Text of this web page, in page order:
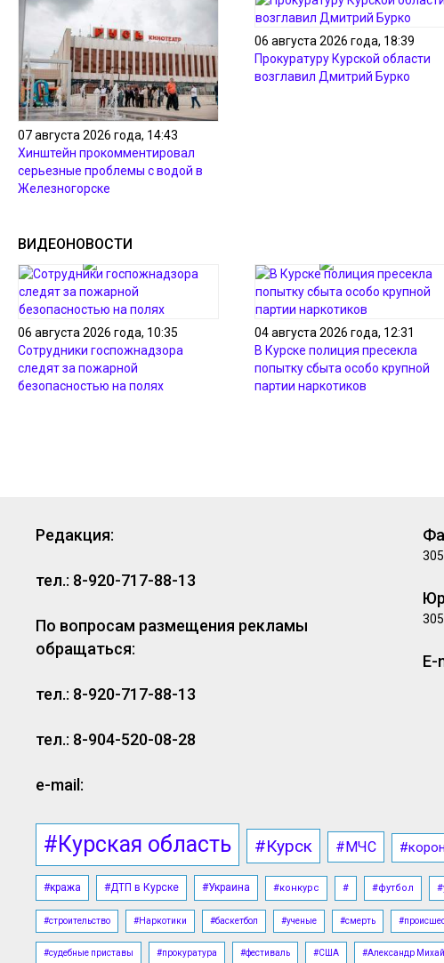
07 августа 2026 года, 14:43
Хинштейн прокомментировал
серьезные проблемы с водой в
Железногорске
06 августа 2026 года, 18:39
Прокуратуру Курской области
возглавил Дмитрий Бурко
ВИДЕОНОВОСТИ
06 августа 2026 года, 10:35
Сотрудники госпожнадзора
следят за пожарной
безопасностью на полях
04 августа 2026 года, 12:31
В Курске полиция пресекла
попытку сбыта особо крупной
партии наркотиков
Редакция:
тел.: 8-920-717-88-13
По вопросам размещения рекламы
обращаться:
тел.: 8-920-717-88-13
тел.: 8-904-520-08-28
e-mail:
E-
#Курская область #Курск #МЧС
#кража #ДТП в Курске #Украина #конкурс # #футбол
#строительство #Наркотики #баскетбол #ученые #смерть
#судебные приставы #прокуратура #фестиваль #США #Александр